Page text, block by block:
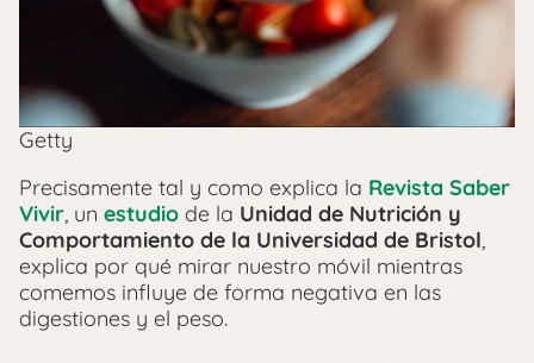
Getty
Precisamente tal y como explica la Revista Saber
Vivir, un estudio de la Unidad de Nutrición y
Comportamiento de la Universidad de Bristol,
explica por qué mirar nuestro móvil mientras
comemos influye de forma negativa en las
digestiones y el peso.